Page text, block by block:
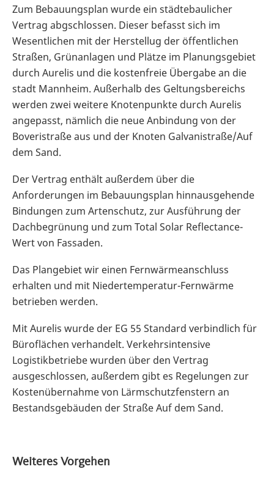
Zum Bebauungsplan wurde ein städtebaulicher
Vertrag abgschlossen. Dieser befasst sich im
Wesentlichen mit der Herstellug der öffentlichen
Straßen, Grünanlagen und Plätze im Planungsgebiet
durch Aurelis und die kostenfreie Übergabe an die
stadt Mannheim. Außerhalb des Geltungsbereichs
werden zwei weitere Knotenpunkte durch Aurelis
angepasst, nämlich die neue Anbindung von der
Boveristraße aus und der Knoten Galvanistraße/Auf
dem Sand.
Der Vertrag enthält außerdem über die
Anforderungen im Bebauungsplan hinnausgehende
Bindungen zum Artenschutz, zur Ausführung der
Dachbegrünung und zum Total Solar Reflectance-
Wert von Fassaden.
Das Plangebiet wir einen Fernwärmeanschluss
erhalten und mit Niedertemperatur-Fernwärme
betrieben werden.
Mit Aurelis wurde der EG 55 Standard verbindlich für
Büroflächen verhandelt. Verkehrsintensive
Logistikbetriebe wurden über den Vertrag
ausgeschlossen, außerdem gibt es Regelungen zur
Kostenübernahme von Lärmschutzfenstern an
Bestandsgebäuden der Straße Auf dem Sand.
Weiteres Vorgehen